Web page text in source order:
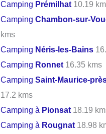
Camping Prémilhat 10.19
CampingChambon-sur-
kms
Camping Néris-les-Bains
Camping Ronnet 16.35 kms
CampingSaint-Maurice-
17.2 kms
Camping à Pionsat 18.19
Camping à Rougnat 18.98